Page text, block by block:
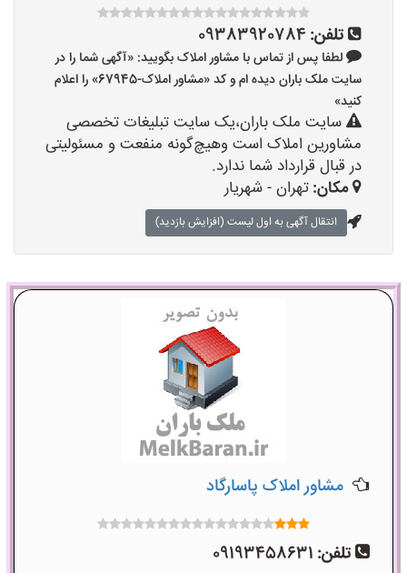
تلفن: 09383920784
لطفا پس از تماس با مشاور املاک بگویید: «آگهی شما را در
سایت ملک باران دیده ام و کد «مشاور املاک-67945» را اعلام
کنید»
سایت ملک باران،یک سایت تبلیغات تخصصی
مشاورین املاک است وهیچ‌گونه منفعت و مسئولیتی
در قبال قرارداد شما ندارد.
مکان:تهران - شهریار
انتقال آگهی به اول لیست (افزایش بازدید)
مشاور املاک پاسارگاد
تلفن: 09193458631